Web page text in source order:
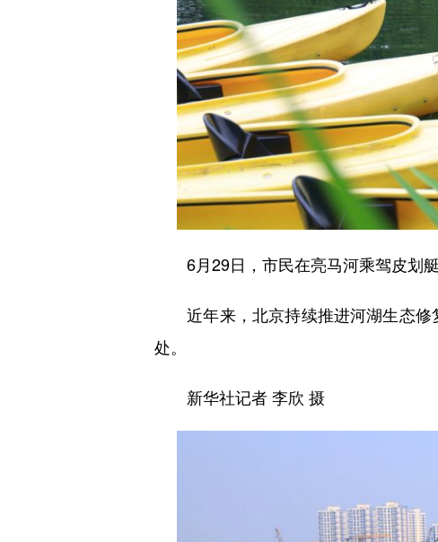
6月29日，市民在亮马河乘驾皮划艇
近年来，北京持续推进河湖生态修
处。
新华社记者 李欣 摄